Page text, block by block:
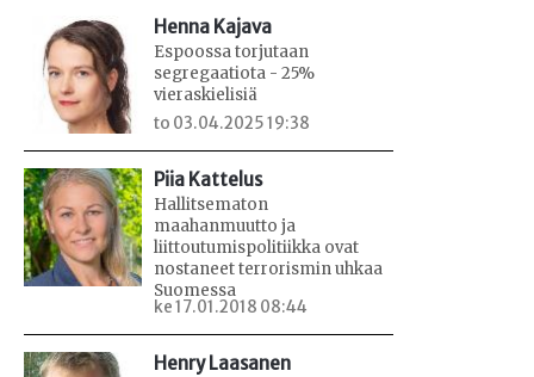
Henna Kajava
Espoossa torjutaan
segregaatiota - 25%
vieraskielisiä
to 03.04.2025 19:38
Piia Kattelus
Hallitsematon
maahanmuutto ja
liittoutumispolitiikka ovat
nostaneet terrorismin uhkaa
Suomessa
ke 17.01.2018 08:44
Henry Laasanen